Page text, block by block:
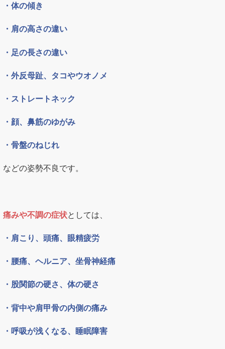
・体の傾き
・肩の高さの違い
・足の長さの違い
・外反母趾、タコやウオノメ
・ストレートネック
・顔、鼻筋のゆがみ
・骨盤のねじれ
などの姿勢不良です。
痛みや不調の症状としては、
・肩こり、頭痛、眼精疲労
・腰痛、ヘルニア、坐骨神経痛
・股関節の硬さ、体の硬さ
・背中や肩甲骨の内側の痛み
・呼吸が浅くなる、睡眠障害